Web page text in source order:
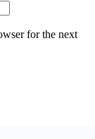
for the next